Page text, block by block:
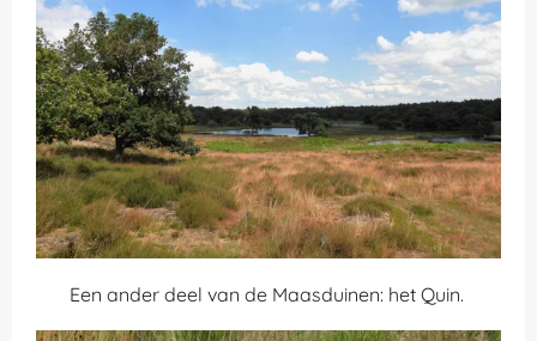
Een ander deel van de Maasduinen: het Quin.